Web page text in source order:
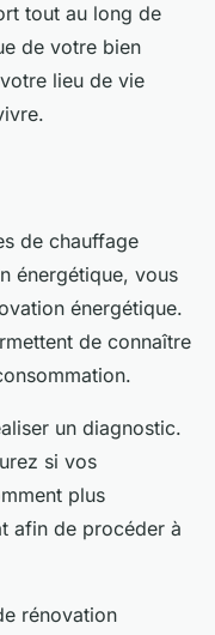
tout au long de
de votre bien
lieu de vie
de chauffage
énergétique, vous
énergétique.
de connaître
un diagnostic.
si vos
plus
afin de procéder à
rénovation